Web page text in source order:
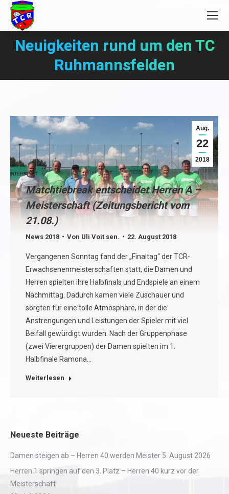
Neuigkeiten rund um den TC
Ruhmannsfelden
Aug.
22
2018
Matchtiebreak entscheidet Herren A –
Meisterschaft (Zeitungsbericht vom
21.08.)
News 2018 Von Uli Voit sen. 22. August 2018
Vergangenen Sonntag fand der „Finaltag“ der TCR-
Erwachsenenmeisterschaften statt, die Damen und
Herren spielten ihre Halbfinals und Endspiele an einem
Nachmittag. Dadurch kamen viele Zuschauer und
sorgten für eine tolle Atmosphäre, in der die
Anstrengungen und Leistungen der Spieler mit viel
Beifall gewürdigt wurden. Nach der Gruppenphase
(zwei Vierergruppen) der Damen spielten im 1.
Halbfinale Ramona…
Weiterlesen
Neueste Beiträge
Damen steigen ab – Herren 40 werden Meister 5. August 2026
Herren 1 springen auf den 3. Platz – Herren 40 kurz vor der
Meisterschaft